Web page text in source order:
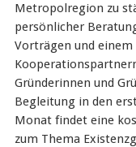
Metropolregion zu
persönlicher
Vorträgen und
Gründerinnen und
Begleitung in den
Monat findet eine
zum Thema